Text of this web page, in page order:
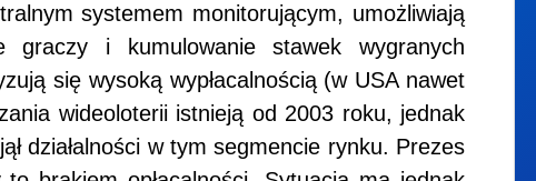
systemem monitorującym, umożliwiają
graczy i kumulowanie stawek wygranych
się wysoką wypłacalnością (w USA nawet
wideoloterii istnieją od 2003 roku, jednak
działalności w tym segmencie rynku. Prezes